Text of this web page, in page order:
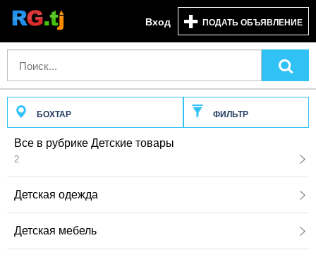
Вход ПОДАТЬ ОБЪЯВЛЕНИЕ
БОХТАР ФИЛЬТР
Все в рубрике Детские товары
2
Детская одежда
Детская мебель